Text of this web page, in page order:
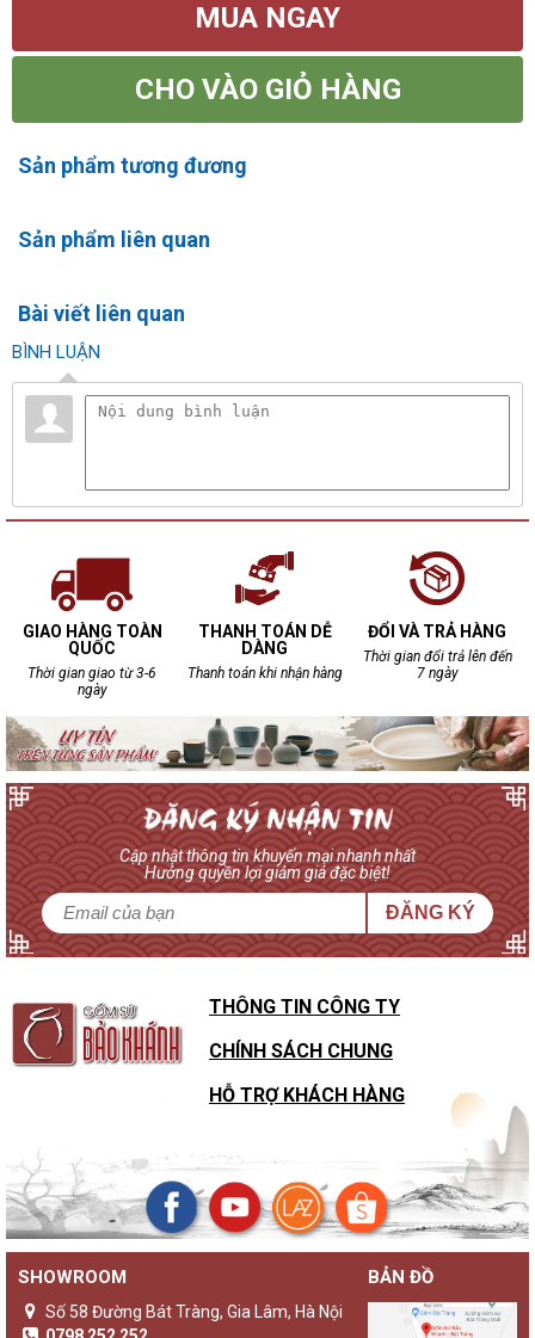
MUA NGAY
CHO VÀO GIỎ HÀNG
Sản phẩm tương đương
Sản phẩm liên quan
Bài viết liên quan
BÌNH LUẬN
GIAO HÀNG TOÀN
QUỐC
Thời gian giao từ 3-6
ngày
THANH TOÁN DỄ
DÀNG
Thanh toán khi nhận hàng
ĐỔI VÀ TRẢ HÀNG
Thời gian đổi trả lên đến
7 ngày
Cập nhật thông tin khuyến mại nhanh nhất
Hưởng quyền lợi giảm giá đặc biệt!
ĐĂNG KÝ
THÔNG TIN CÔNG TY
CHÍNH SÁCH CHUNG
HỖ TRỢ KHÁCH HÀNG
SHOWROOM
Số 58 Đường Bát Tràng, Gia Lâm, Hà Nội
BẢN ĐỒ